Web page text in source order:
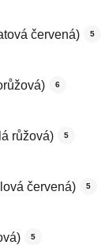
červená) 5
6
růžová) 5
červená) 5
5